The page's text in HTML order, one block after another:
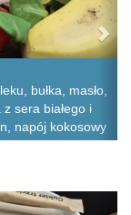
bułka, masło,
sera białego i
napój kokosowy